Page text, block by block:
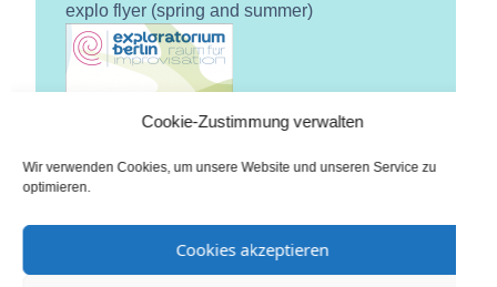
Cookie-Zustimmung verwalten
Wir verwenden Cookies, um unsere Website und unseren Service zu
optimieren.
Cookies akzeptieren
explo flyer (spring and summer)